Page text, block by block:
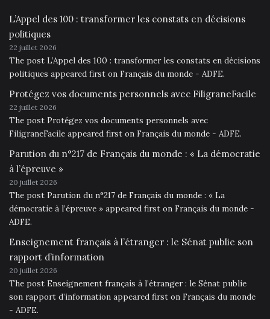
L’Appel des 100 : transformer les constats en décisions
politiques
22 juillet 2026
The post L’Appel des 100 : transformer les constats en décisions
politiques appeared first on Français du monde - ADFE.
Protégez vos documents personnels avec FiligraneFacile
22 juillet 2026
The post Protégez vos documents personnels avec
FiligraneFacile appeared first on Français du monde - ADFE.
Parution du n°217 de Français du monde : « La démocratie
à l’épreuve »
20 juillet 2026
The post Parution du n°217 de Français du monde : « La
démocratie à l’épreuve » appeared first on Français du monde -
ADFE.
Enseignement français à l’étranger : le Sénat publie son
rapport d’information
20 juillet 2026
The post Enseignement français à l’étranger : le Sénat publie
son rapport d’information appeared first on Français du monde
- ADFE.